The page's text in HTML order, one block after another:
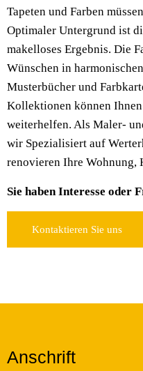
Tapeten und Farben
Optimaler Untergrund ist
makelloses Ergebnis. Die
Wünschen in
Musterbücher und
Kollektionen können
weiterhelfen. Als Maler-
wir Spezialisiert auf
renovieren Ihre Wohnung,
Sie haben Interesse oder
Kontaktieren Sie uns
Anschrift